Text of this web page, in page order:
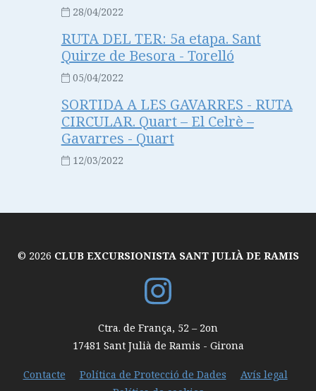
28/04/2022
RUTA DEL TER: 5a etapa. Sant
Quirze de Besora - Torelló
05/04/2022
SORTIDA A LES GAVARRES - RUTA
CIRCULAR. Quart – El Celrè –
Gavarres - Quart
12/03/2022
© 2026 CLUB EXCURSIONISTA SANT JULIÀ DE RAMIS
Ctra. de França, 52 – 2on
17481 Sant Julià de Ramis - Girona
Contacte Política de Protecció de Dades
Avís legal